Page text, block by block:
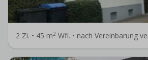
2 Zi. • 45 m2 Wfl. • nach Vereinbarung